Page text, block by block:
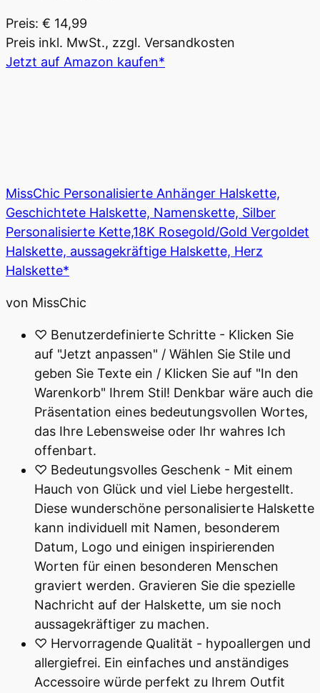
Preis: € 14,99
Preis inkl. MwSt., zzgl. Versandkosten
Jetzt auf Amazon kaufen*
MissChic Personalisierte Anhänger Halskette,
Geschichtete Halskette, Namenskette, Silber
Personalisierte Kette,18K Rosegold/Gold Vergoldet
Halskette, aussagekräftige Halskette, Herz
Halskette*
von MissChic
♡ Benutzerdefinierte Schritte - Klicken Sie
auf "Jetzt anpassen" / Wählen Sie Stile und
geben Sie Texte ein / Klicken Sie auf "In den
Warenkorb" Ihrem Stil! Denkbar wäre auch die
Präsentation eines bedeutungsvollen Wortes,
das Ihre Lebensweise oder Ihr wahres Ich
offenbart.
♡ Bedeutungsvolles Geschenk - Mit einem
Hauch von Glück und viel Liebe hergestellt.
Diese wunderschöne personalisierte Halskette
kann individuell mit Namen, besonderem
Datum, Logo und einigen inspirierenden
Worten für einen besonderen Menschen
graviert werden. Gravieren Sie die spezielle
Nachricht auf der Halskette, um sie noch
aussagekräftiger zu machen.
♡ Hervorragende Qualität - hypoallergen und
allergiefrei. Ein einfaches und anständiges
Accessoire würde perfekt zu Ihrem Outfit